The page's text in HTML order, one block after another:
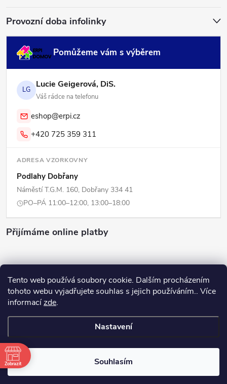
Tento web používá soubory cookie. Dalším procházením
tohoto webu vyjadřujete souhlas s jejich používáním.. Více
informacízde.
Nastavení
Souhlasím
Provozní doba infolinky
Pomůžeme vám s výběrem
LG Lucie Geigerová, DiS.
Váš rádce na telefonu
eshop@erpi.cz
+420 725 359 311
ADRESA VZORKOVNY
Podlahy Dobřany
Náměstí T.G.M. 160, Dobřany 334 41
PO–PÁ 11:00–12:00, 13:00–18:00
Přijímáme online platby
Vytvořil Shoptet
Copyright 2026ERPI - Domov. Všechna práva vyhrazena.Upravit
Odstoupit od smlouvy
Zobrazit